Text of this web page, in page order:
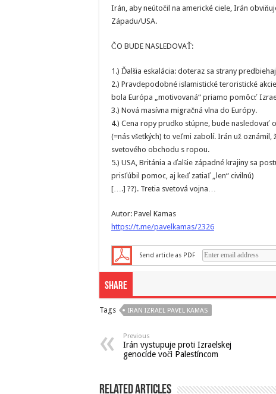
Irán, aby neútočil na americké ciele, Irán
Západu/USA.
ČO BUDE NASLEDOVAŤ:
1.) Ďalšia eskalácia: doteraz sa strany
2.) Pravdepodobné islamistické teroristické
bola Európa „motivovaná“ priamo pomôcť
3.) Nová masívna migračná vlna do Európy.
4.) Cena ropy prudko stúpne, bude nasledovať
(=nás všetkých) to veľmi zabolí. Irán už
svetového obchodu s ropou.
5.) USA, Británia a ďalšie západné krajiny sa
prisľúbil pomoc, aj keď zatiaľ „len“ civilnú)
[….] ??). Tretia svetová vojna…
Autor: Pavel Kamas
https://t.me/pavelkamas/2326
Send article as PDF
Share
Tags IRAN IZRAEL PAVEL KAMAS
Previous
Irán vystupuje proti Izraelskej
genocíde voči Palestíncom
Related Articles